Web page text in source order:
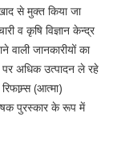
से मुक्त किया जा
व कृषि विज्ञान केन्द्र
वाली जानकारीयों का
अधिक उत्पादन ले रहे
(आत्मा)
पुरस्कार के रूप में